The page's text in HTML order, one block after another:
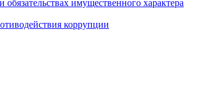
имущественного характера
коррупции